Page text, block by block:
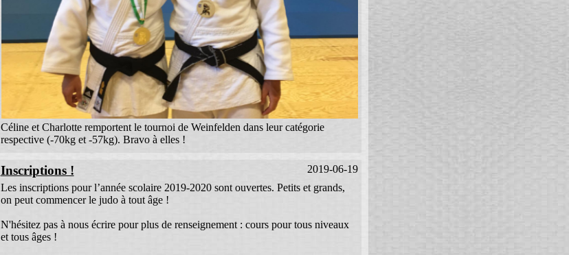
Céline et Charlotte remportent le tournoi de Weinfelden dans leur catégorie
respective (-70kg et -57kg). Bravo à elles !
Inscriptions !
2019-06-19
Les inscriptions pour l’année scolaire 2019-2020 sont ouvertes. Petits et grands,
on peut commencer le judo à tout âge !
N'hésitez pas à nous écrire pour plus de renseignement : cours pour tous niveaux
et tous âges !